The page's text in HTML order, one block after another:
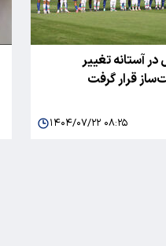
در آستانه تغییر
قرار گرفت
۱۴۰۴/۰۷/۲۲ ۰۸:۲۵